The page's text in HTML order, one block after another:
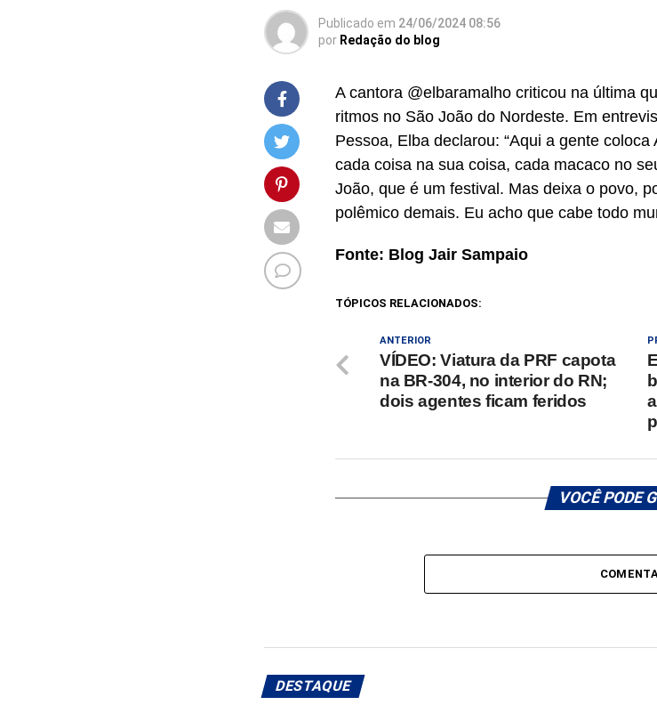
Publicado em 24/06/2024 08:56
por Redação do blog
A cantora @elbaramalho criticou na última
ritmos no São João do Nordeste. Em
Pessoa, Elba declarou: “Aqui a gente
cada coisa na sua coisa, cada macaco no
João, que é um festival. Mas deixa o povo,
polêmico demais. Eu acho que cabe todo
Fonte: Blog Jair Sampaio
TÓPICOS RELACIONADOS:
ANTERIOR
VÍDEO: Viatura da PRF capota
na BR-304, no interior do RN;
dois agentes ficam feridos
VOCÊ PODE
DESTAQUE